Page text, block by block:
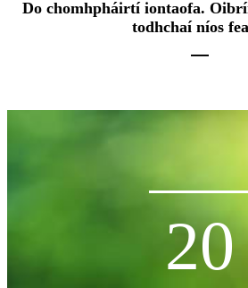
Do chomhpháirtí iontaofa.
todhchaí níos
20